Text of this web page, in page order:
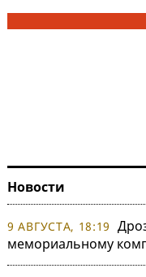
Новости
9 АВГУСТА, 18:19
мемориальному